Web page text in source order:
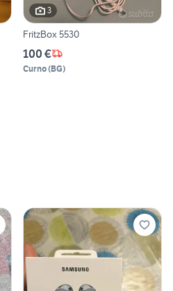
3
FritzBox 5530
100 €
Curno(BG)